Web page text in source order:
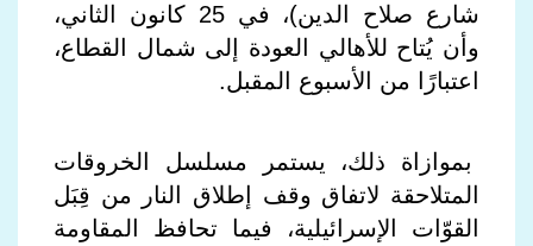
شارع صلاح الدين)، في 25 كانون الثاني،
وأن يُتاح للأهالي العودة إلى شمال القطاع،
اعتبارًا من الأسبوع المقبل.
بموازاة ذلك، يستمر مسلسل الخروقات
المتلاحقة لاتفاق وقف إطلاق النار من قِبَل
القوّات الإسرائيلية، فيما تحافظ المقاومة